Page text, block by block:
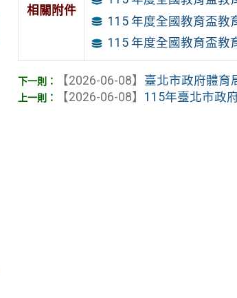
相關附件
115 年度全國教育盃教
115 年度全國教育盃教
【2026-06-08】 臺北市政府體育
【2026-06-08】 115年臺北市政